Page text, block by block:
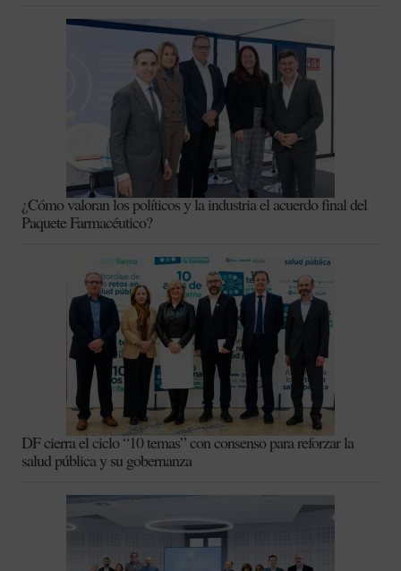
¿Cómo valoran los políticos y la industria el acuerdo final del
Paquete Farmacéutico?
DF cierra el ciclo “10 temas” con consenso para reforzar la
salud pública y su gobernanza